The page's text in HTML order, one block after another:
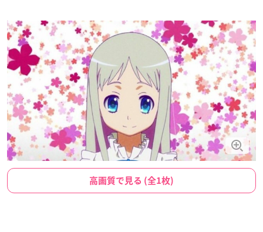
高画質で見る (全1枚)